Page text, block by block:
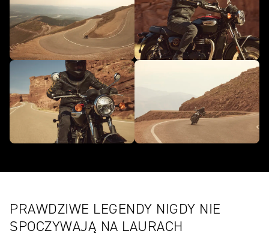
PRAWDZIWE LEGENDY NIGDY NIE
SPOCZYWAJĄ NA LAURACH